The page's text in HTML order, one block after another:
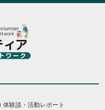
体験談・活動レポート